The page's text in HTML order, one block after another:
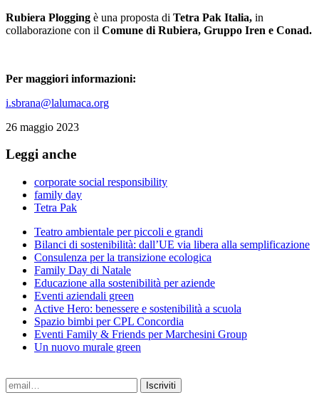
Rubiera Plogging è una proposta di Tetra Pak Italia, in
collaborazione con il Comune di Rubiera, Gruppo Iren e Conad.
Per maggiori informazioni:
i.sbrana@lalumaca.org
26 maggio 2023
Leggi anche
corporate social responsibility
family day
Tetra Pak
Teatro ambientale per piccoli e grandi
Bilanci di sostenibilità: dall’UE via libera alla semplificazione
Consulenza per la transizione ecologica
Family Day di Natale
Educazione alla sostenibilità per aziende
Eventi aziendali green
Active Hero: benessere e sostenibilità a scuola
Spazio bimbi per CPL Concordia
Eventi Family & Friends per Marchesini Group
Un nuovo murale green